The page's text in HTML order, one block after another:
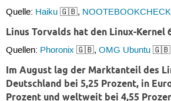
Quelle: Haiku🇬🇧, NOOTEBOOKCHECK
Linus Torvalds hat den Linux-Kernel
Quellen: Phoronix 🇬🇧, OMG Ubuntu
Im August lag der Marktanteil des
Deutschland bei 5,25 Prozent, in
Prozent und weltweit bei 4,55